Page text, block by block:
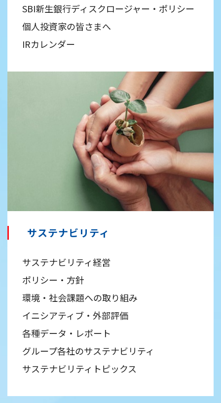
SBI新生銀行ディスクロージャー・ポリシー
個人投資家の皆さまへ
IRカレンダー
サステナビリティ
サステナビリティ経営
ポリシー・方針
環境・社会課題への取り組み
イニシアティブ・外部評価
各種データ・レポート
グループ各社のサステナビリティ
サステナビリティトピックス